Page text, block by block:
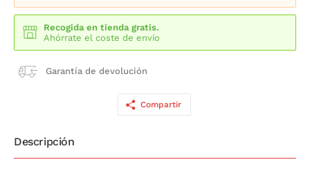
Recogida en tienda gratis.
Ahórrate el coste de envío
Garantía de devolución
Compartir
Descripción